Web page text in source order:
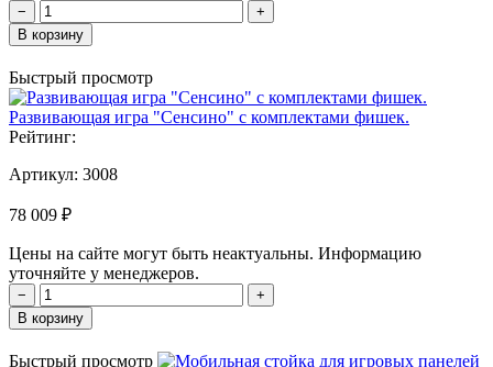
−
+
В корзину
Быстрый просмотр
Развивающая игра "Сенсино" с комплектами фишек.
Рейтинг:
Артикул: 3008
78 009 ₽
Цены на сайте могут быть неактуальны. Информацию
уточняйте у менеджеров.
−
+
В корзину
Быстрый просмотр